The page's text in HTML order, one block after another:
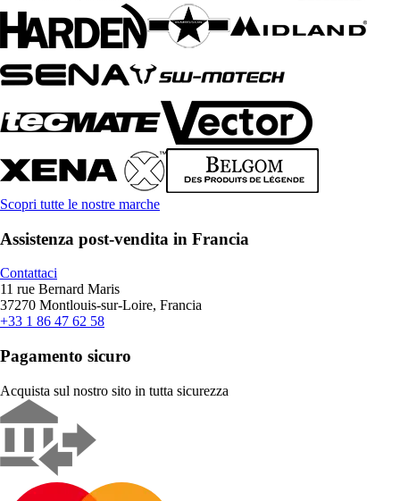
Scopri tutte le nostre marche
Assistenza post-vendita in Francia
Contattaci
11 rue Bernard Maris
37270 Montlouis-sur-Loire, Francia
+33 1 86 47 62 58
Pagamento sicuro
Acquista sul nostro sito in tutta sicurezza